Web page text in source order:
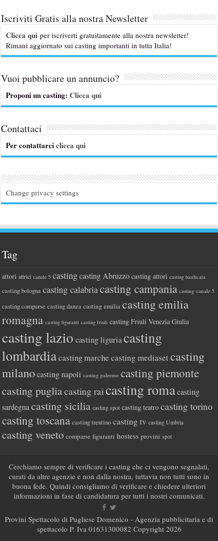
Iscriviti Gratis alla nostra Newsletter
Clicca qui per iscriverti gratuitamente alla nostra newsletter!
Rimani aggiornato sui casting importanti in tutta Italia!
Vuoi pubblicare un annuncio?
Proponi un casting:Clicca qui
Contattaci
Per contattarciclicca qui
Change privacy settings
Tag
attori attrici canale 5 casting casting Abruzzo casting attori casting basilicata
casting bologna casting calabriacasting campania casting canale 5
casting comparse casting danza casting emilia casting emilia
romagna casting figuranti casting friuli casting Friuli Venezia Giulia
casting lazio casting liguriacasting
lombardiacasting marche casting mediasetcasting
milano casting napoli casting palermo casting piemonte
casting pugliacasting rai casting roma casting
sardegna casting sicilia casting spot casting teatro casting torino
casting toscana casting trentino casting tv casting Umbria
casting veneto comparse figuranti hostess provini spot
Cerchiamo sempre di verificare i casting che ci vengono segnalati,
curati da altre agenzie e non dalla nostra, tuttavia non tutti sono in
buona fede. Quindi consigliamo di verificare e chiedere ulteriori
informazioni in fase di candidatura per tutti i nostri comunicati.
Provini Spettacolo di Pugliese Domenico - Agenzia pubblicitaria e di
spettacolo P. Iva 01631300082 Copyright 2026